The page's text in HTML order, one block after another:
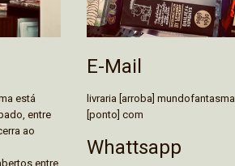
está
entre
ao
entre
E-Mail
livraria [arroba] mundofantasma
[ponto] com
Whattsapp